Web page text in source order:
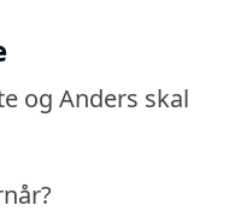
og Anders skal